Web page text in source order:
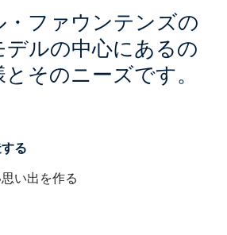
・ファウンテンズの
デルの中心にあるの
そのニーズです。
る
い出を作る